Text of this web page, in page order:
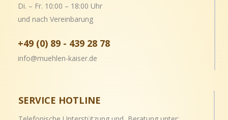
Di. – Fr. 10:00 – 18:00 Uhr
und nach Vereinbarung
+49 (0) 89 - 439 28 78
info@muehlen-kaiser.de
SERVICE HOTLINE